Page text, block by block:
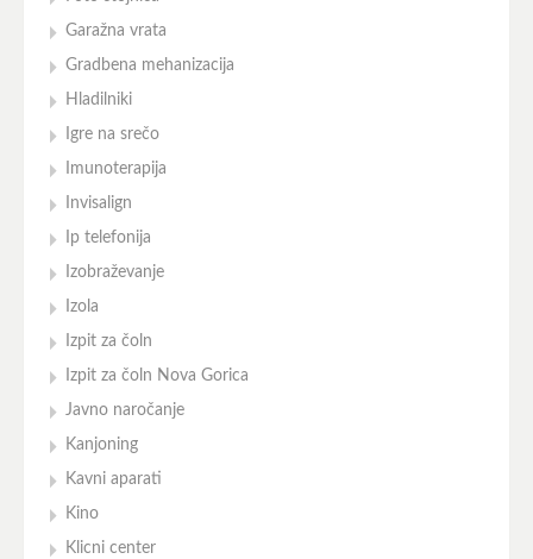
Garažna vrata
Gradbena mehanizacija
Hladilniki
Igre na srečo
Imunoterapija
Invisalign
Ip telefonija
Izobraževanje
Izola
Izpit za čoln
Izpit za čoln Nova Gorica
Javno naročanje
Kanjoning
Kavni aparati
Kino
Klicni center